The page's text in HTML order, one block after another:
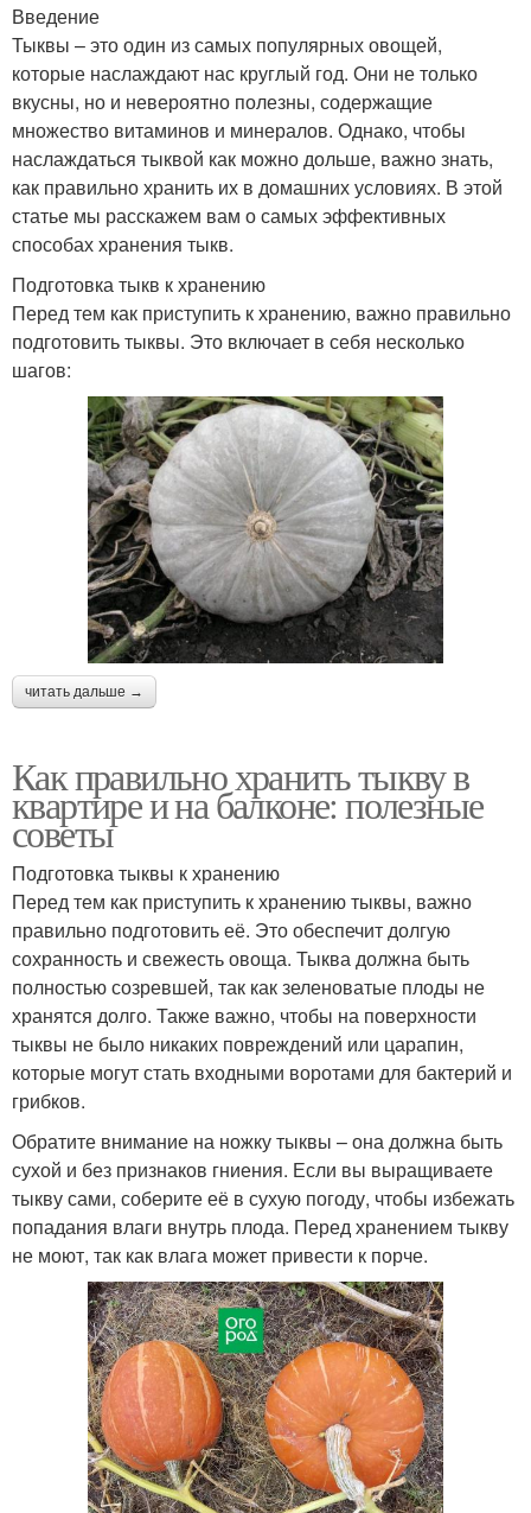
Введение
Тыквы – это один из самых популярных овощей,
которые наслаждают нас круглый год. Они не только
вкусны, но и невероятно полезны, содержащие
множество витаминов и минералов. Однако, чтобы
наслаждаться тыквой как можно дольше, важно знать,
как правильно хранить их в домашних условиях. В этой
статье мы расскажем вам о самых эффективных
способах хранения тыкв.
Подготовка тыкв к хранению
Перед тем как приступить к хранению, важно правильно
подготовить тыквы. Это включает в себя несколько
шагов:
читать дальше →
Как правильно хранить тыкву в
квартире и на балконе: полезные
советы
Подготовка тыквы к хранению
Перед тем как приступить к хранению тыквы, важно
правильно подготовить её. Это обеспечит долгую
сохранность и свежесть овоща. Тыква должна быть
полностью созревшей, так как зеленоватые плоды не
хранятся долго. Также важно, чтобы на поверхности
тыквы не было никаких повреждений или царапин,
которые могут стать входными воротами для бактерий и
грибков.
Обратите внимание на ножку тыквы – она должна быть
сухой и без признаков гниения. Если вы выращиваете
тыкву сами, соберите её в сухую погоду, чтобы избежать
попадания влаги внутрь плода. Перед хранением тыкву
не моют, так как влага может привести к порче.